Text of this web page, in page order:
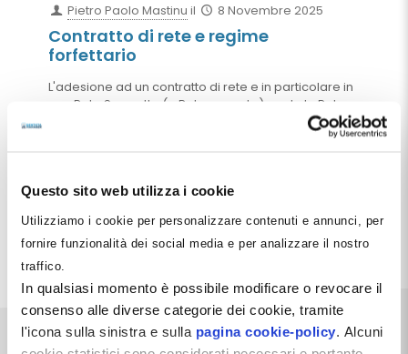
Questo sito web utilizza i cookie
Utilizziamo i cookie per personalizzare contenuti e annunci, per
fornire funzionalità dei social media e per analizzare il nostro
traffico.
In qualsiasi momento è possibile modificare o revocare il
consenso alle diverse categorie dei cookie, tramite
l'icona sulla sinistra e sulla pagina cookie-policy . Alcuni
Pietro Paolo Mastinu il 8 Novembre 2025
Contratto di rete e regime
forfettario
L'adesione ad un contratto di rete e in particolare in
una Rete Soggetto (o Rete pesante) quale la Rete
Dentista Manager non comporta la perdita del
regime forfettario per professionisti che si trovano
ragioni le due situazioni non si pongano
Leggi tutto